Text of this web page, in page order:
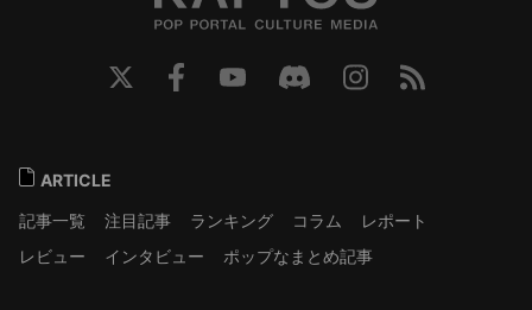
ARTICLE
記事一覧
注目記事 ランキング コラム
レポート
レビュー
インタビュー ポップなまとめ記事